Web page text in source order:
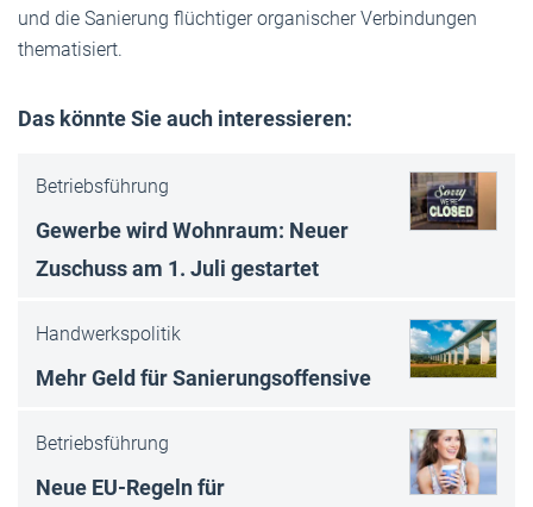
und die Sanierung flüchtiger organischer Verbindungen
thematisiert.
Das könnte Sie auch interessieren:
Betriebsführung
Gewerbe wird Wohnraum: Neuer
Zuschuss am 1. Juli gestartet
Handwerkspolitik
Mehr Geld für Sanierungsoffensive
Betriebsführung
Neue EU-Regeln für